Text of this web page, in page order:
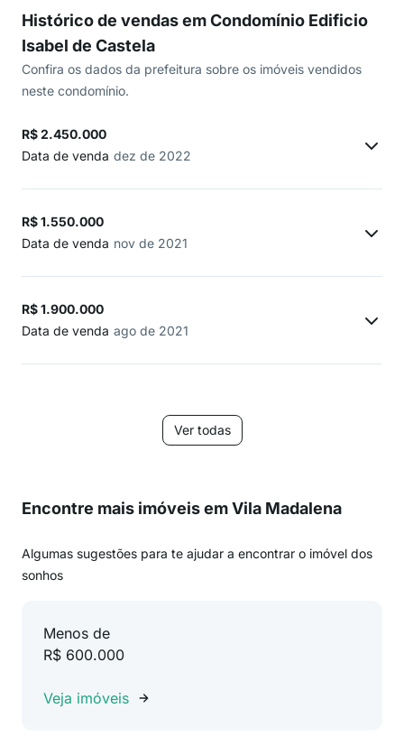
Histórico de vendas em Condomínio Edificio
Isabel de Castela
Confira os dados da prefeitura sobre os imóveis vendidos
neste condomínio.
R$ 2.450.000
Data de venda dez de 2022
R$ 1.550.000
Data de venda nov de 2021
R$ 1.900.000
Data de venda ago de 2021
Ver todas
Encontre mais imóveis em Vila Madalena
Algumas sugestões para te ajudar a encontrar o imóvel dos
sonhos
Menos de
R$ 600.000
Veja imóveis